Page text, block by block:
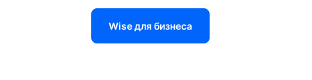
Wise для бизнеса